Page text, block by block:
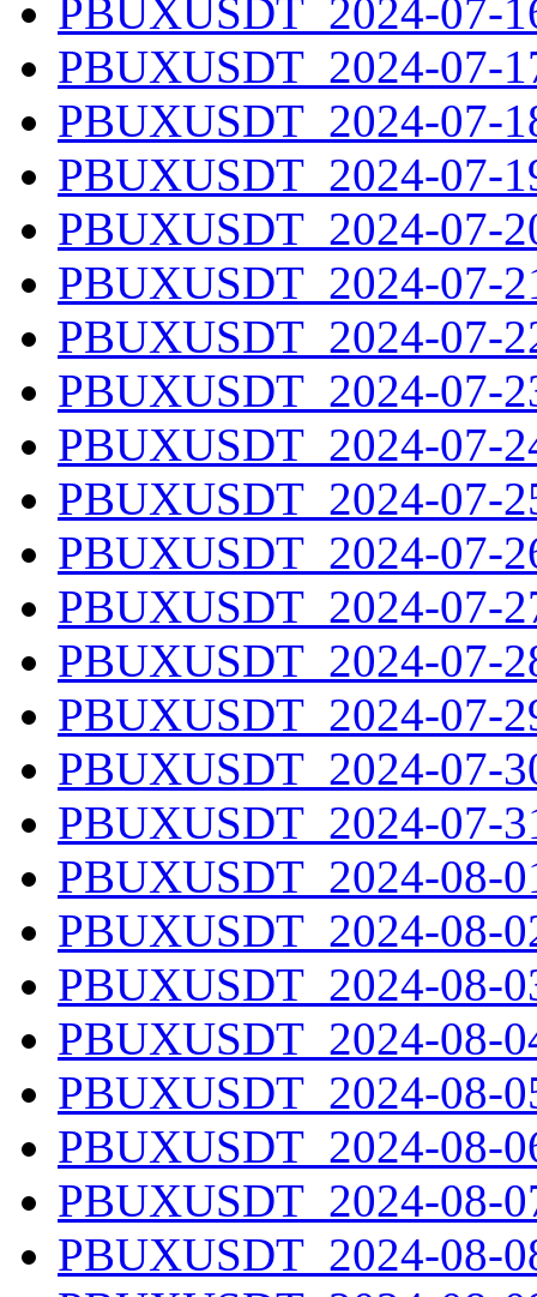
PBUXUSDT_2024-07-
PBUXUSDT_2024-07-
PBUXUSDT_2024-07-
PBUXUSDT_2024-07-
PBUXUSDT_2024-07-
PBUXUSDT_2024-07-
PBUXUSDT_2024-07-
PBUXUSDT_2024-07-
PBUXUSDT_2024-07-
PBUXUSDT_2024-07-
PBUXUSDT_2024-07-
PBUXUSDT_2024-07-
PBUXUSDT_2024-07-
PBUXUSDT_2024-07-
PBUXUSDT_2024-07-
PBUXUSDT_2024-07-
PBUXUSDT_2024-08-
PBUXUSDT_2024-08-
PBUXUSDT_2024-08-
PBUXUSDT_2024-08-
PBUXUSDT_2024-08-
PBUXUSDT_2024-08-
PBUXUSDT_2024-08-
PBUXUSDT_2024-08-